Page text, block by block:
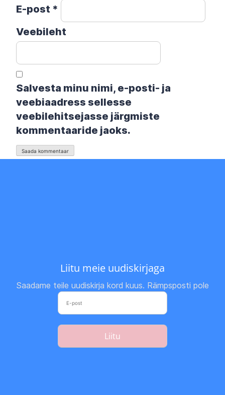
E-post *
Veebileht
Salvesta minu nimi, e-posti- ja
veebiaadress sellesse
veebilehitsejasse järgmiste
kommentaaride jaoks.
Liitu meie uudiskirjaga
Saadame teile uudiskirja kord kuus. Rämpsposti pole
Liitu